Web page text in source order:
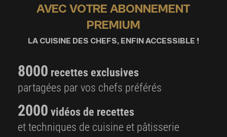
AVEC VOTRE ABONNEMENT
PREMIUM
LA CUISINE DES CHEFS, ENFIN ACCESSIBLE !
8000 recettes exclusives
partagées par vos chefs préférés
2000 vidéos de recettes
et techniques de cuisine et pâtisserie